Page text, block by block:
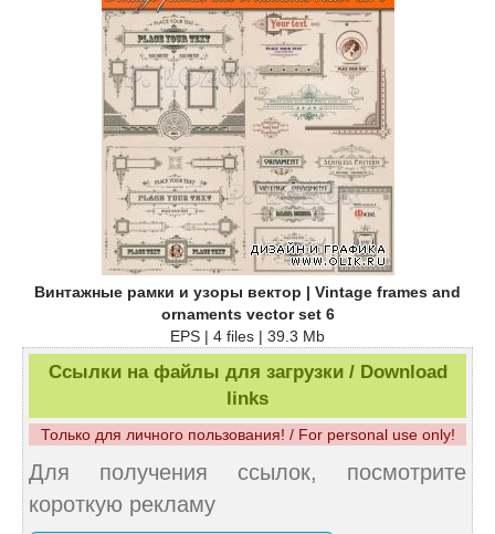
Винтажные рамки и узоры вектор | Vintage frames and
ornaments vector set 6
EPS | 4 files | 39.3 Mb
Ссылки на файлы для загрузки / Download
links
Только для личного пользования! / For personal use only!
Для получения ссылок, посмотрите
короткую рекламу